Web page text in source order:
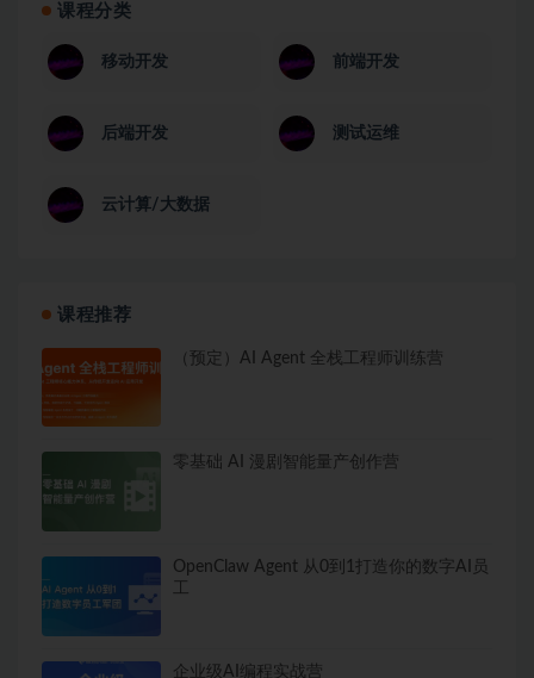
课程分类
移动开发 前端开发
后端开发 测试运维
云计算/大数据
课程推荐
（预定）AI Agent 全栈工程师训练营
零基础 AI 漫剧智能量产创作营
OpenClaw Agent 从0到1打造你的数字AI员
工
企业级AI编程实战营